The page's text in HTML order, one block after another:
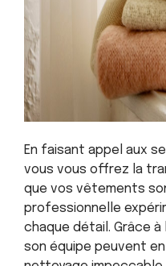
En faisant appel aux
vous vous offrez la
que vos vêtements
professionnelle
chaque détail. Grâce
son équipe peuvent